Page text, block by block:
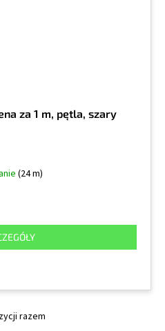
za 1 m, pętla, szary
(24 m)
Krazem